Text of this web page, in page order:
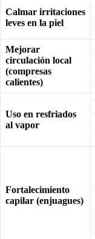
Calmar irritaciones
leves en la piel
Mejorar
circulación local
(compresas
calientes)
Uso en resfriados
al vapor
Fortalecimiento
capilar (enjuagues)